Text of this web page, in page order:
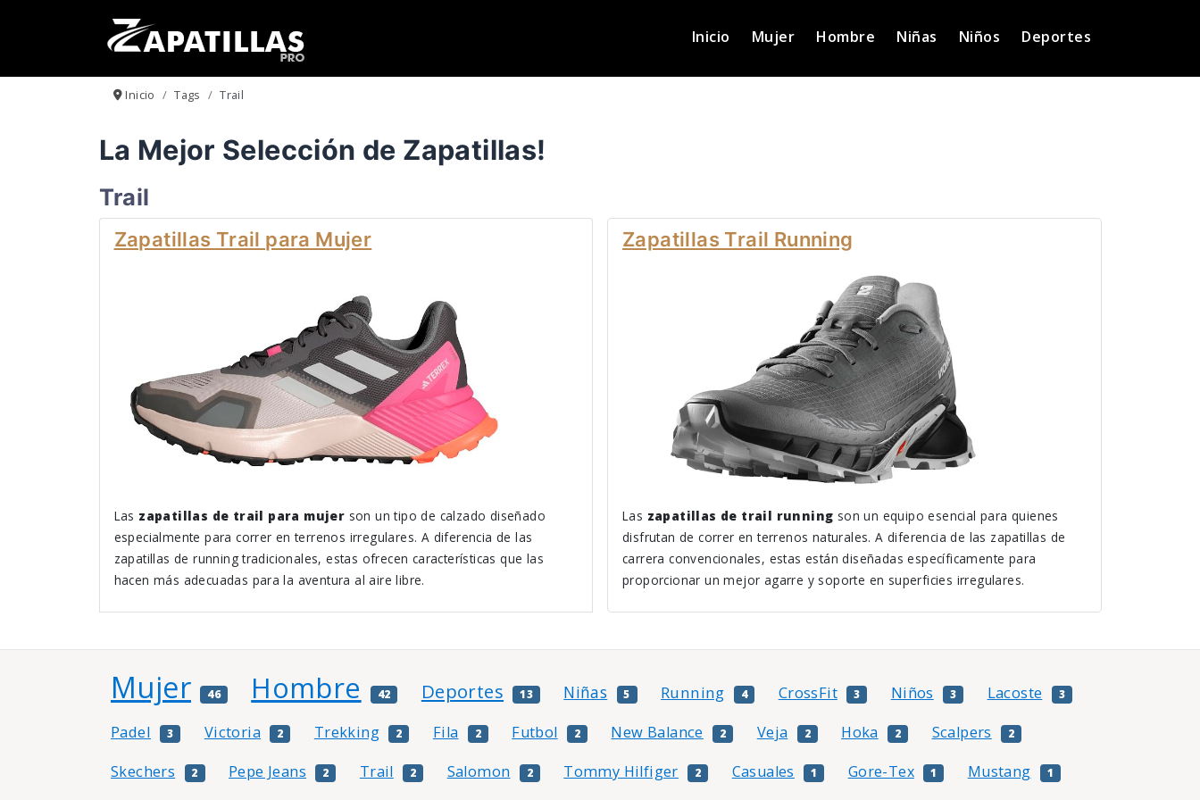
Inicio Mujer Hombre Niñas Niños Deportes
Inicio Tags Trail
La Mejor Selección de Zapatillas!
Trail
Zapatillas Trail para Mujer
Las zapatillas de trail para mujer son un tipo de calzado diseñado
especialmente para correr en terrenos irregulares. A diferencia de las
zapatillas de running tradicionales, estas ofrecen características que las
hacen más adecuadas para la aventura al aire libre.
Zapatillas Trail Running
Las zapatillas de trail running son un equipo esencial para quienes
disfrutan de correr en terrenos naturales. A diferencia de las zapatillas de
carrera convencionales, estas están diseñadas específicamente para
proporcionar un mejor agarre y soporte en superficies irregulares.
Mujer 46 Hombre 42 Deportes 13 Niñas 5 Running 4 CrossFit 3 Niños 3 Lacoste 3
Padel 3 Victoria 2 Trekking 2 Fila 2 Futbol 2 New Balance 2 Veja 2 Hoka 2 Scalpers 2
Skechers 2 Pepe Jeans 2 Trail 2 Salomon 2 Tommy Hilfiger 2 Casuales 1 Gore-Tex 1 Mustang 1